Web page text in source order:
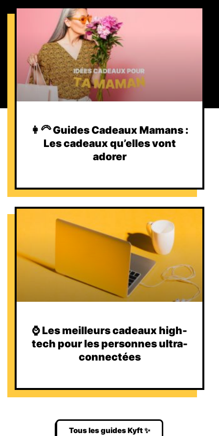
👩‍🦳 Guides Cadeaux Mamans :
Les cadeaux qu’elles vont
adorer
⌚️ Les meilleurs cadeaux high-
tech pour les personnes ultra-
connectées
Tous les guides Kyft ✨